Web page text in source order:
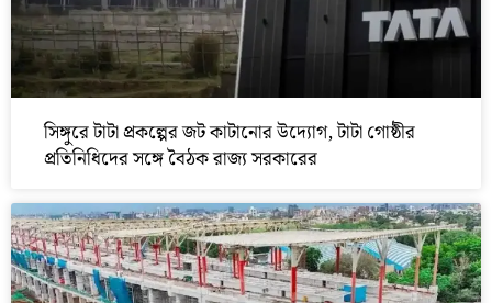
সিঙ্গুরে টাটা প্রকল্পের জট কাটানোর উদ্যোগ, টাটা গোষ্ঠীর
প্রতিনিধিদের সঙ্গে বৈঠক রাজ্য সরকারের